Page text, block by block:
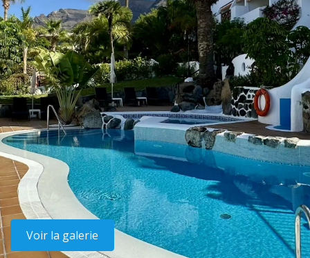
Voir la galerie